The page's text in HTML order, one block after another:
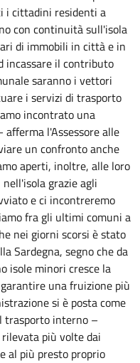
i cittadini residenti a
con continuità sull'isola
di immobili in città e in
incassare il contributo
saranno i vettori
i servizi di trasporto
incontrato una
l'Assessore alle
un confronto anche
aperti, inoltre, alle loro
grazie agli
e ci incontreremo
fra gli ultimi comuni a
nei giorni scorsi è stato
Sardegna, segno che da
isole minori cresce la
una fruizione più
si è posta come
trasporto interno –
più volte dai
al più presto proprio